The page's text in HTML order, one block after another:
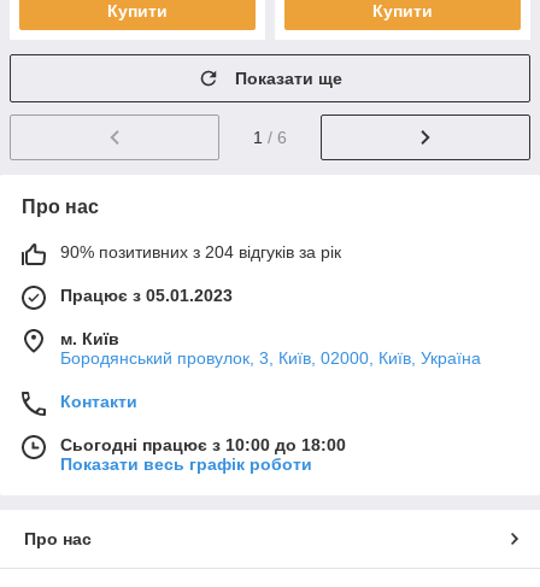
Купити Купити
Показати ще
1 / 6
Про нас
90% позитивних з 204 відгуків за рік
Працює з 05.01.2023
м. Київ
Бородянський провулок, 3, Київ, 02000, Київ, Україна
Контакти
Сьогодні працює з 10:00 до 18:00
Показати весь графік роботи
Про нас